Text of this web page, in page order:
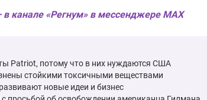
канале «Регнум» в мессенджере MAX
Patriot, потому что в них нуждаются США
стойкими токсичными веществами
новые идеи и бизнес